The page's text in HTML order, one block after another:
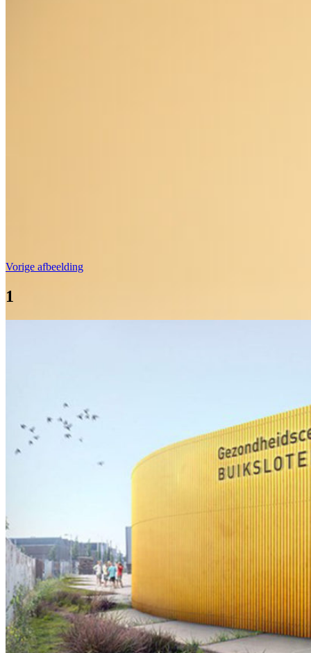
Vorige afbeelding
1